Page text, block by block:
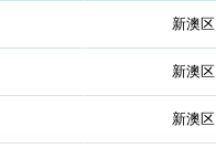
新澳区
新澳区
新澳区